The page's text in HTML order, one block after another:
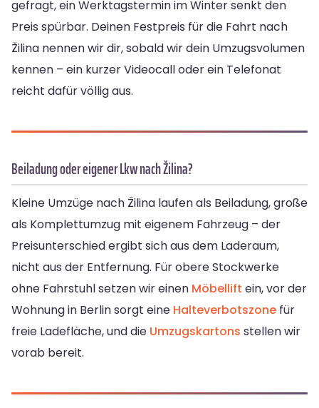
gefragt, ein Werktagstermin im Winter senkt den
Preis spürbar. Deinen Festpreis für die Fahrt nach
Žilina nennen wir dir, sobald wir dein Umzugsvolumen
kennen – ein kurzer Videocall oder ein Telefonat
reicht dafür völlig aus.
Beiladung oder eigener Lkw nach Žilina?
Kleine Umzüge nach Žilina laufen als Beiladung, große
als Komplettumzug mit eigenem Fahrzeug – der
Preisunterschied ergibt sich aus dem Laderaum,
nicht aus der Entfernung. Für obere Stockwerke
ohne Fahrstuhl setzen wir einen Möbellift ein, vor der
Wohnung in Berlin sorgt eine Halteverbotszone für
freie Ladefläche, und die Umzugskartons stellen wir
vorab bereit.